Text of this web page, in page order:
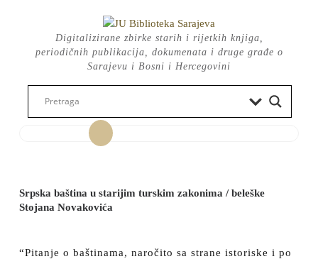
Digitalizirane zbirke starih i rijetkih knjiga,
periodičnih publikacija, dokumenata i druge građe o
Sarajevu i Bosni i Hercegovini
Open
Srpska baština u starijim turskim zakonima / beleške
Stojana Novakovića
“Pitanje o baštinama, naročito sa strane istoriske i po